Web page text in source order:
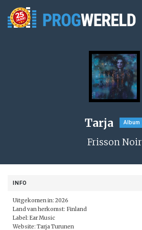
Tarja Album
Frisson Noir
INFO
Uitgekomen in: 2026
Land van herkomst: Finland
Label: Ear Music
Website: Tarja Turunen